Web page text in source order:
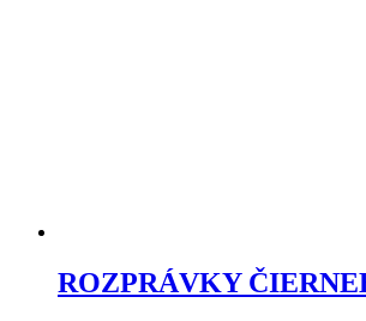
ROZPRÁVKY